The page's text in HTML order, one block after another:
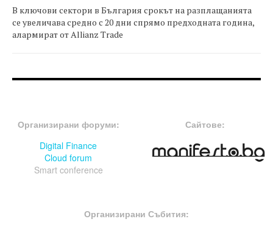
В ключови сектори в България срокът на разплащанията
се увеличава средно с 20 дни спрямо предходната година,
алармират от Allianz Trade
Организирани форуми:
Digital Finance
Cloud forum
Smart conference
Сайтове:
Организирани Събития: